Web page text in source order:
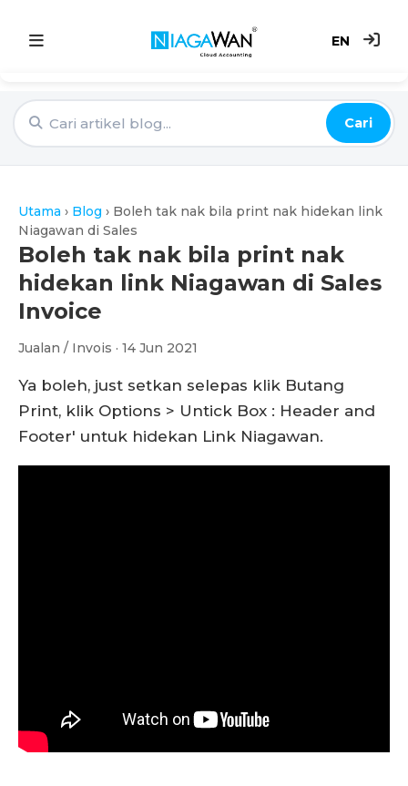
EN
e-Invoice
Harga
Blog
Cari
Utama › Blog › Boleh tak nak bila print nak hidekan link
Niagawan di Sales
Boleh tak nak bila print nak
hidekan link Niagawan di Sales
Invoice
Jualan / Invois · 14 Jun 2021
Ya boleh, just setkan selepas klik Butang
Print, klik Options > Untick Box : Header and
Footer' untuk hidekan Link Niagawan.